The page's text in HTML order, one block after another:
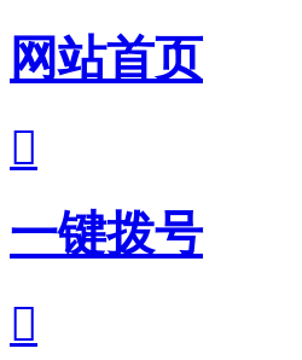
网站首页

一键拨号
